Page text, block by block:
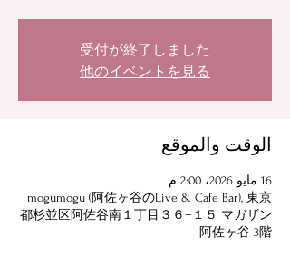
受付が終了しました
他のイベントを見る
الوقت والموقع
16 مايو 2026، 2:00 م
mogumogu (阿佐ヶ谷のLive & Cafe Bar), 東京
都杉並区阿佐谷南１丁目３６−１５ マガザン
阿佐ヶ谷 3階